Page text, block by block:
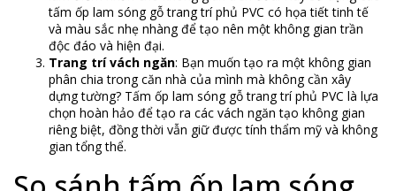
tấm ốp lam sóng gỗ trang trí phủ PVC có họa tiết tinh tế
và màu sắc nhẹ nhàng để tạo nên một không gian trần
độc đáo và hiện đại.
Trang trí vách ngăn: Bạn muốn tạo ra một không gian
phân chia trong căn nhà của mình mà không cần xây
dựng tường? Tấm ốp lam sóng gỗ trang trí phủ PVC là lựa
chọn hoàn hảo để tạo ra các vách ngăn tạo không gian
riêng biệt, đồng thời vẫn giữ được tính thẩm mỹ và không
gian tổng thể.